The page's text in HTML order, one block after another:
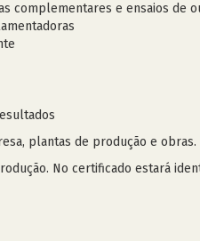
complementares e ensaios de
plantas de produção e obras.
No certificado estará